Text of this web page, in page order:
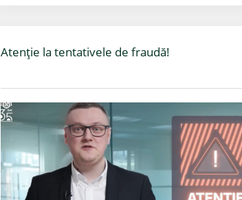
Atenție la tentativele de fraudă!